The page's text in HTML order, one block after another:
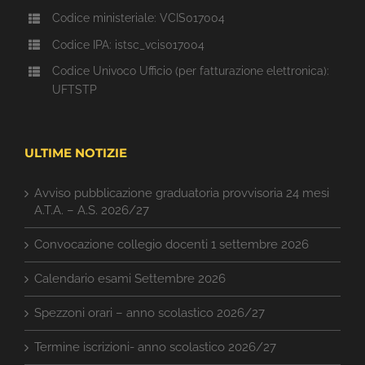
Codice ministeriale: VCIS017004
Codice IPA: istsc_vcis017004
Codice Univoco Ufficio (per fatturazione elettronica):
UFTSTP
ULTIME NOTIZIE
Avviso pubblicazione graduatoria provvisoria 24 mesi
A.T.A. – A.S. 2026/27
Convocazione collegio docenti 1 settembre 2026
Calendario esami Settembre 2026
Spezzoni orari – anno scolastico 2026/27
Termine iscrizioni- anno scolastico 2026/27